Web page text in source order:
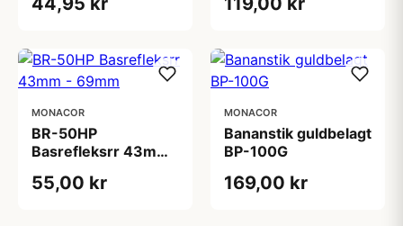
Rd/Sort 2stk
til 25mm
MONACOR
BR-50HP
Basrefleksrr 43mm
55,00 kr
MONACOR
Bananstik guldbelagt
BP-100G
169,00 kr